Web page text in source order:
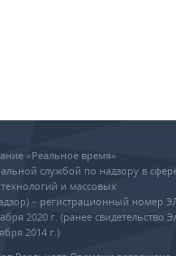
«Реальное время»
службой по надзору в
и массовых
– регистрационный номер
2020 г. (ранее свидетельство
2014 г.)